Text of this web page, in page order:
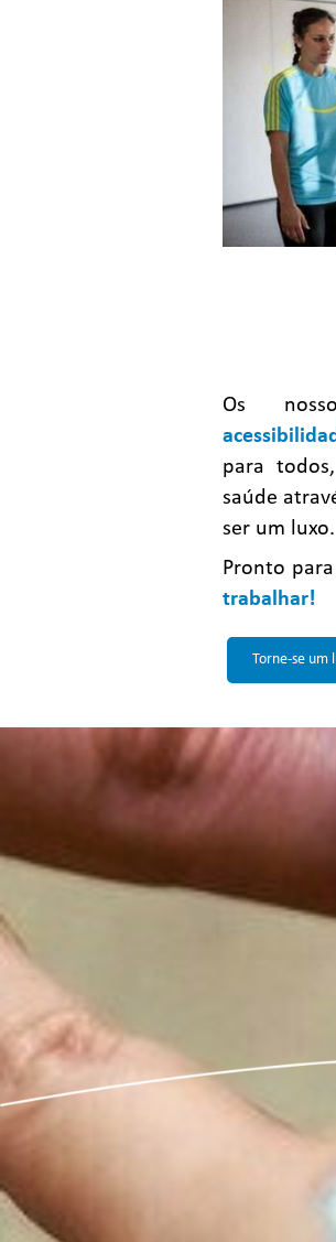
Os
para
saúde
ser um luxo.
Pronto
trabalhar!
Torne-se um